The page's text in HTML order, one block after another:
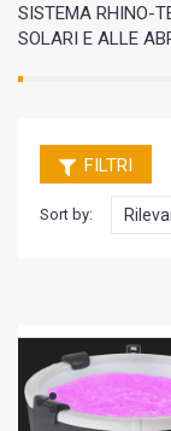
SISTEMA RHINO-
SOLARI E ALLE
FILTRI
Sort by: